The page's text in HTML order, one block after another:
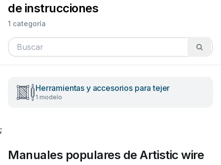
de instrucciones
1 categoría
Herramientas y accesorios para tejer
1 modelo
;
Manuales populares de Artistic wire